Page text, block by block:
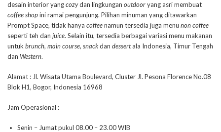
desain interior yangcozydan lingkungan outdooryang asri membuat
coffee shopini ramai pengunjung. Pilihan minuman yang ditawarkan
Prompt Space, tidak hanya coffeenamun tersedia juga menu non coffee
seperti teh dan juice. Selain itu, tersedia berbagai variasi menu makanan
untuk brunch, main course, snackdan dessertala Indonesia, Timur Tengah
dan Western.
Alamat : Jl. Wisata Utama Boulevard, Cluster Jl. Pesona Florence No.08
Blok H1, Bogor, Indonesia 16968
Jam Operasional :
Senin – Jumat pukul 08.00 – 23.00 WIB